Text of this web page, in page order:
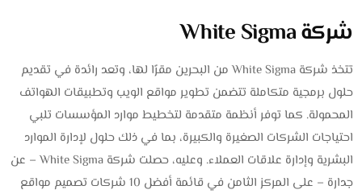
شركة White Sigma
تتخذ شركة White Sigma من البحرين مقرًا لها، وتعد رائدة في تقديم
حلول برمجية متكاملة تتضمن تطوير مواقع الويب وتطبيقات الهواتف
المحمولة. كما توفر أنظمة متقدمة لتخطيط موارد المؤسسات تلبي
احتياجات الشركات الصغيرة والكبيرة، بما في ذلك حلول لإدارة الموارد
البشرية وإدارة علاقات العملاء. وعليه، حصلت شركة White Sigma – عن
جدارة – على المركز الثامن في قائمة أفضل 10 شركات تصميم مواقع